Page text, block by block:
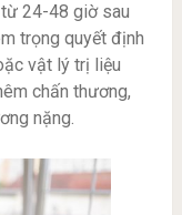
24-48 giờ sau
trọng quyết định
vật lý trị liệu
chấn thương,
nặng.